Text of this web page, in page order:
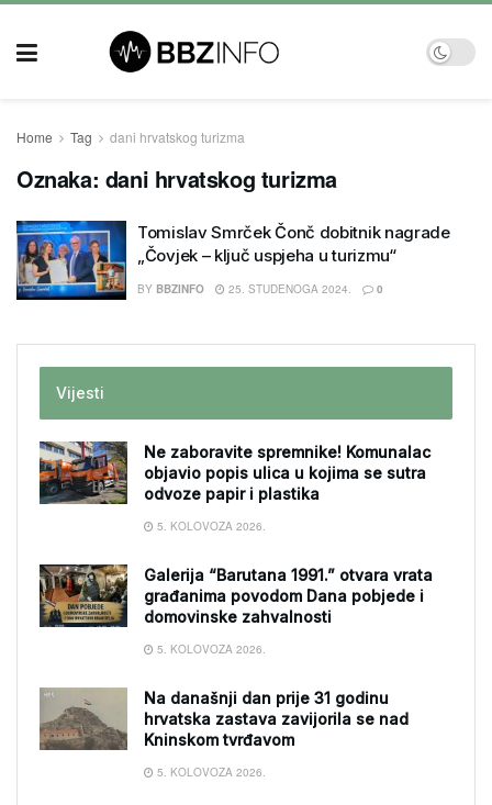
Home Tag dani hrvatskog turizma
Oznaka: dani hrvatskog turizma
Tomislav Smrček Čonč dobitnik nagrade
„Čovjek – ključ uspjeha u turizmu“
BY BBZINFO 25. STUDENOGA 2024. 0
Vijesti
Ne zaboravite spremnike! Komunalac
objavio popis ulica u kojima se sutra
odvoze papir i plastika
5. KOLOVOZA 2026.
Galerija “Barutana 1991.” otvara vrata
građanima povodom Dana pobjede i
domovinske zahvalnosti
5. KOLOVOZA 2026.
Na današnji dan prije 31 godinu
hrvatska zastava zavijorila se nad
Kninskom tvrđavom
5. KOLOVOZA 2026.